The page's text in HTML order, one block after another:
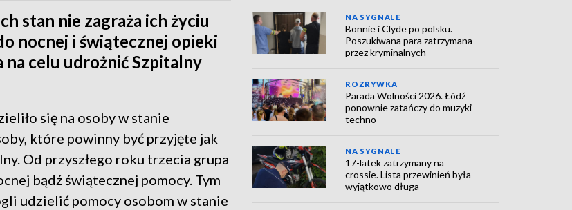
stan nie zagraża ich życiu
nocnej i świątecznej opieki
celu udrożnić Szpitalny
się na osoby w stanie
które powinny być przyjęte jak
Od przyszłego roku trzecia grupa
bądź świątecznej pomocy. Tym
udzielić pomocy osobom w stanie
NA SYGNALE
Bonnie i Clyde po polsku.
Poszukiwana para zatrzymana
przez kryminalnych
ROZRYWKA
Parada Wolności 2026. Łódź
ponownie zatańczy do muzyki
techno
NA SYGNALE
17-latek zatrzymany na
crossie. Lista przewinień była
wyjątkowo długa